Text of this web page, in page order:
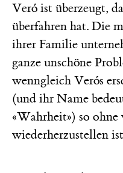
Veró ist überzeugt,
überfahren hat. Die
ihrer Familie
ganze unschöne
wenngleich Verós
(und ihr Name
«Wahrheit») so
wiederherzustellen